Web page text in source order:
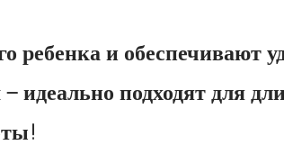
и обеспечивают
подходят для